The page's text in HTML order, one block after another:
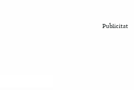
Publicitat